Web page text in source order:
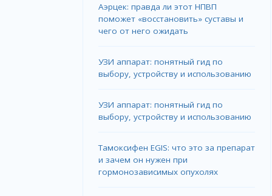
Аэрцек: правда ли этот НПВП
поможет «восстановить» суставы и
чего от него ожидать
УЗИ аппарат: понятный гид по
выбору, устройству и использованию
УЗИ аппарат: понятный гид по
выбору, устройству и использованию
Тамоксифен EGIS: что это за препарат
и зачем он нужен при
гормонозависимых опухолях